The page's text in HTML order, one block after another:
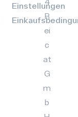
Einstellungen
R
ei
c
at
G
m
b